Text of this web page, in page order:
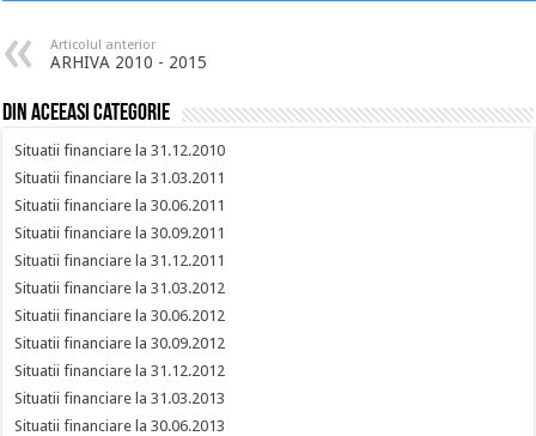
Articolul anterior
ARHIVA 2010 - 2015
Din aceeasi categorie
Situatii financiare la 31.12.2010
Situatii financiare la 31.03.2011
Situatii financiare la 30.06.2011
Situatii financiare la 30.09.2011
Situatii financiare la 31.12.2011
Situatii financiare la 31.03.2012
Situatii financiare la 30.06.2012
Situatii financiare la 30.09.2012
Situatii financiare la 31.12.2012
Situatii financiare la 31.03.2013
Situatii financiare la 30.06.2013